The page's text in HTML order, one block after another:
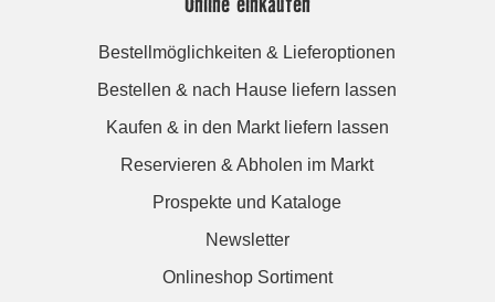
Bestellmöglichkeiten & Lieferoptionen
Bestellen & nach Hause liefern lassen
Kaufen & in den Markt liefern lassen
Reservieren & Abholen im Markt
Prospekte und Kataloge
Newsletter
Onlineshop Sortiment